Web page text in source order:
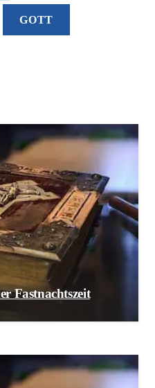
GOTT
Fastnachtszeit